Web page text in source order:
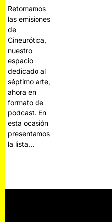
Retomamos
las emisiones
de
Cineurótica,
nuestro
espacio
dedicado al
séptimo arte,
ahora en
formato de
podcast. En
esta ocasión
presentamos
la lista…